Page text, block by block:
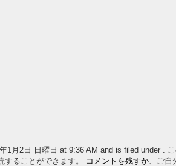
1月2日 日曜日 at 9:36 AM and is filed under .
することができます。 コメントを残すか、ご自